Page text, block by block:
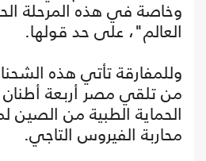
وخاصة في هذه المرحلة
العالم"، على حد قولها.
وللمفارقة تأتي هذه
من تلقي مصر أربعة
الحماية الطبية من الصين
محاربة الفيروس التاجي.